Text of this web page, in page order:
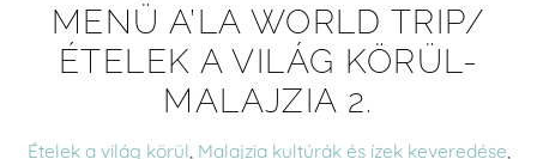
MENÜ A’LA WORLD TRIP/
ÉTELEK A VILÁG KÖRÜL-
MALAJZIA 2.
Ételek a világ körül, Malajzia kultúrák és ízek keveredése,